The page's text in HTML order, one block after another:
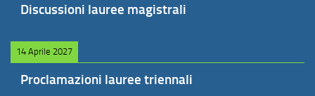
Discussioni lauree magistrali
14 Aprile 2027
Proclamazioni lauree triennali